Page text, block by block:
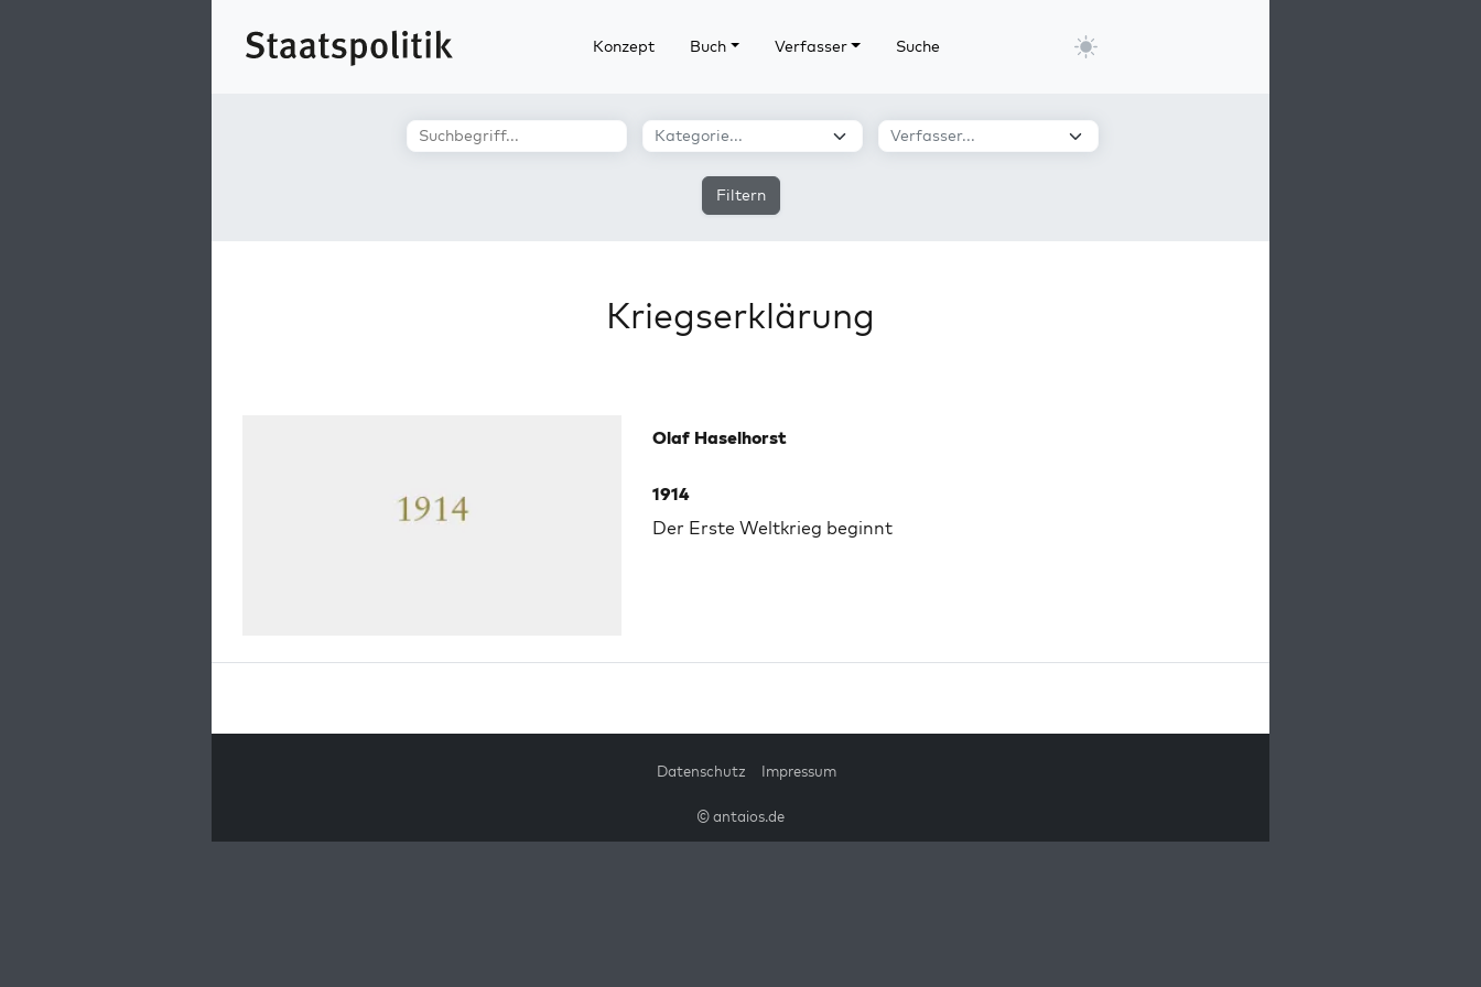
Konzept Buch Verfasser Suche
Filtern
Kriegserklärung
Olaf Haselhorst
1914
Der Erste Weltkrieg beginnt
Datenschutz Impressum
© antaios.de